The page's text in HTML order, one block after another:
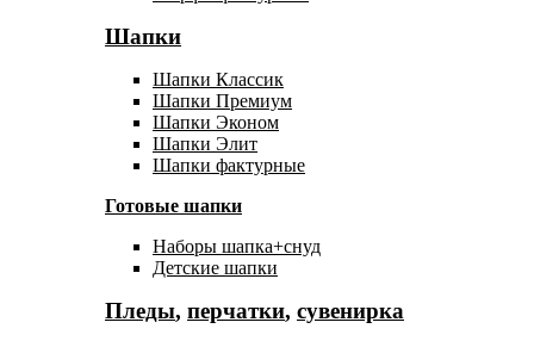
Шапки
Шапки Классик
Шапки Премиум
Шапки Эконом
Шапки Элит
Шапки фактурные
Готовые шапки
Наборы шапка+снуд
Детские шапки
Пледы, перчатки, сувенирка